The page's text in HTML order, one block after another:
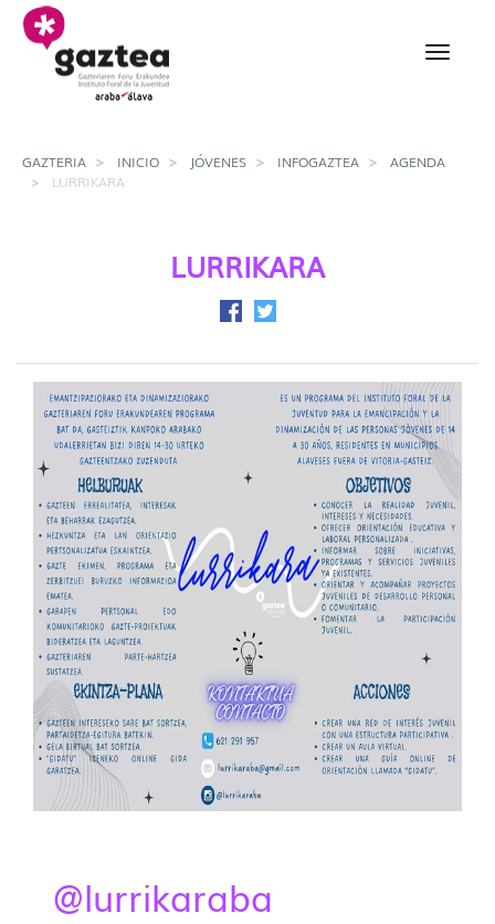
Saltar al contenido principal
Lurrikara - gazteria
GAZTERIA INICIO JÓVENES INFOGAZTEA
AGENDA
LURRIKARA
LURRIKARA
Compartir en Facebook
Compartir en Twitter
@lurrikaraba